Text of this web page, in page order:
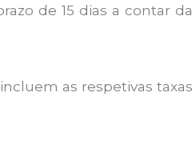
de 15 dias a contar
as respetivas